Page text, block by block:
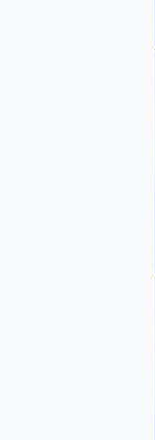
Architektur